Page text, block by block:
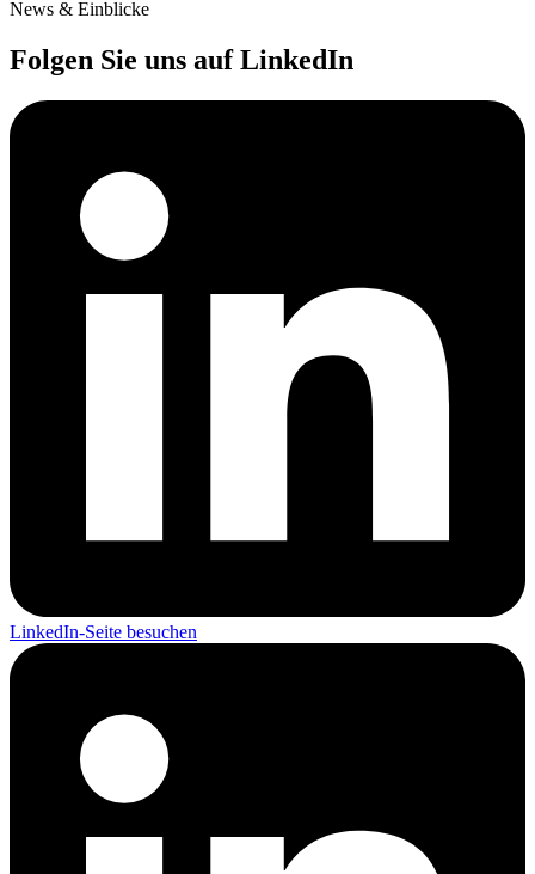
News & Einblicke
Folgen Sie uns auf LinkedIn
LinkedIn-Seite besuchen